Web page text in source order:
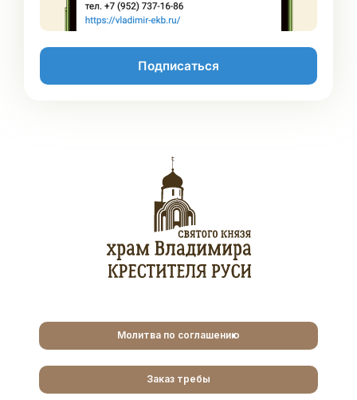
Подписаться
Молитва по соглашению
Заказ требы